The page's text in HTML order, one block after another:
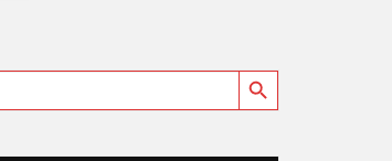
Search Button